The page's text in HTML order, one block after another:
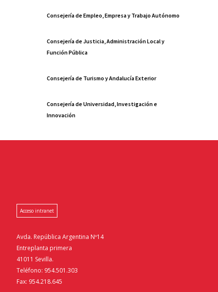
Consejería de Empleo, Empresa y Trabajo Autónomo
Consejería de Justicia, Administración Local y
Función Pública
Consejería de Turismo y Andalucía Exterior
Consejería de Universidad, Investigación e
Innovación
Acceso intranet
Avda. República Argentina Nº14
Entreplanta primera
41011 Sevilla.
Teléfono: 954.501.303
Fax: 954.218.645